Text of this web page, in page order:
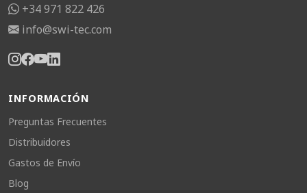
+34 971 822 426
info@swi-tec.com
INFORMACIÓN
Preguntas Frecuentes
Distribuidores
Gastos de Envío
Blog